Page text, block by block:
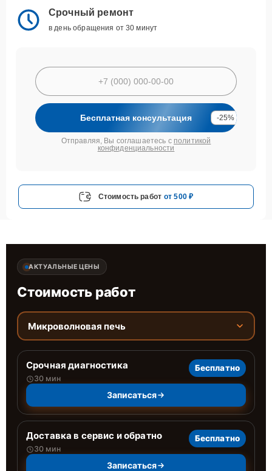
Срочный ремонт
в день обращения от 30 минут
Бесплатная консультация -25%
Отправляя, Вы соглашаетесь с политикой
конфиденциальности
Стоимость работ от 500 ₽
АКТУАЛЬНЫЕ ЦЕНЫ
Стоимость работ
Микроволновая печь
Срочная диагностика
30 мин
Бесплатно
Записаться
Доставка в сервис и обратно
30 мин
Бесплатно
Записаться